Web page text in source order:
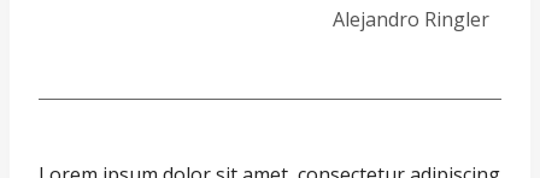
Alejandro Ringler